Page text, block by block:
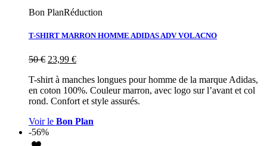
Bon PlanRéduction
T-SHIRT MARRON HOMME ADIDAS ADV VOLACNO
50€ 23,99 €
T-shirt à manches longues pour homme de la marque Adidas,
en coton 100%. Couleur marron, avec logo sur l’avant et col
rond. Confort et style assurés.
Voir le Bon Plan
-56%